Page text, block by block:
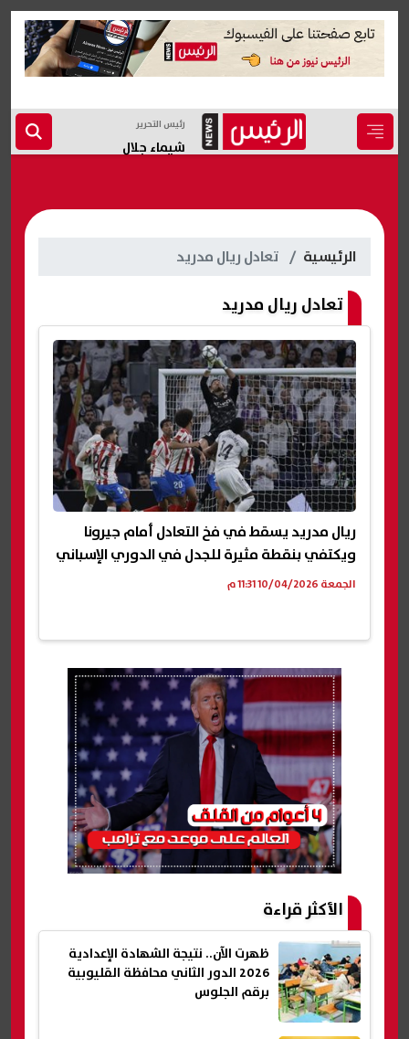
رئيس التحرير
شيماء جلال
الرئيسية تعادل ريال مدريد
تعادل ريال مدريد
ريال مدريد يسقط في فخ التعادل أمام جيرونا
ويكتفي بنقطة مثيرة للجدل في الدوري الإسباني
الجمعة 10/04/2026 11:31 م
الأكثر قراءة
ظهرت الآن.. نتيجة الشهادة الإعدادية
2026 الدور الثاني محافظة القليوبية
برقم الجلوس